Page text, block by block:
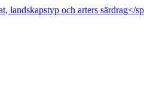
landskapstyp och arters särdrag</